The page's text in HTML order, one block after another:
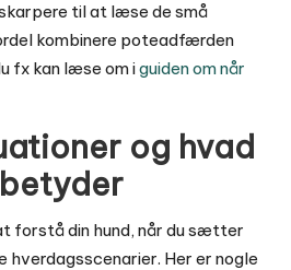
til at læse de små
kombinere poteadfærden
fx kan læse om iguiden om når
og hvad
forstå din hund, når du sætter
hverdagsscenarier. Her er nogle